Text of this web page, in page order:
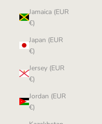
Jamaica (EUR
€)
Japan (EUR
€)
Jersey (EUR
€)
Jordan (EUR
€)